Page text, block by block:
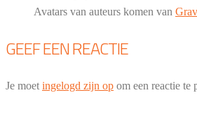
Avatars van auteurs komen van
GEEF EEN REACTIE
Je moet ingelogd zijn op om een reactie te